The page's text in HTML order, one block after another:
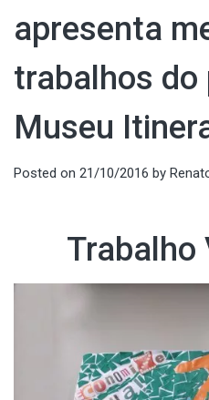
apresenta
trabalhos do
Museu
Posted on 21/10/2016 by
Trabalho